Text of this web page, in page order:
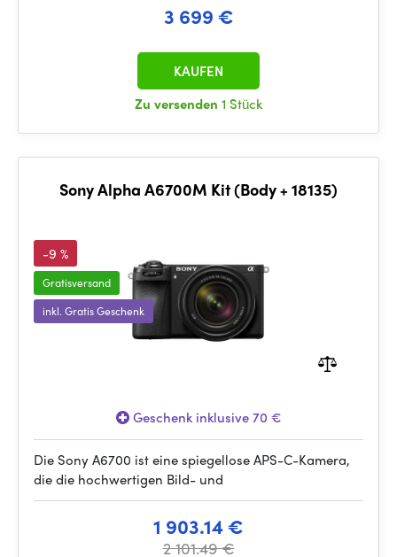
3 699 €
Zu versenden 1 Stück
KAUFEN
Sony Alpha A6700M Kit (Body + 18135)
-9 %
Gratisversand
inkl. Gratis Geschenk
Geschenk inklusive 70 €
Die Sony A6700 ist eine spiegellose APS-C-Kamera,
die die hochwertigen Bild- und
1 903.14 €
2 101.49 €